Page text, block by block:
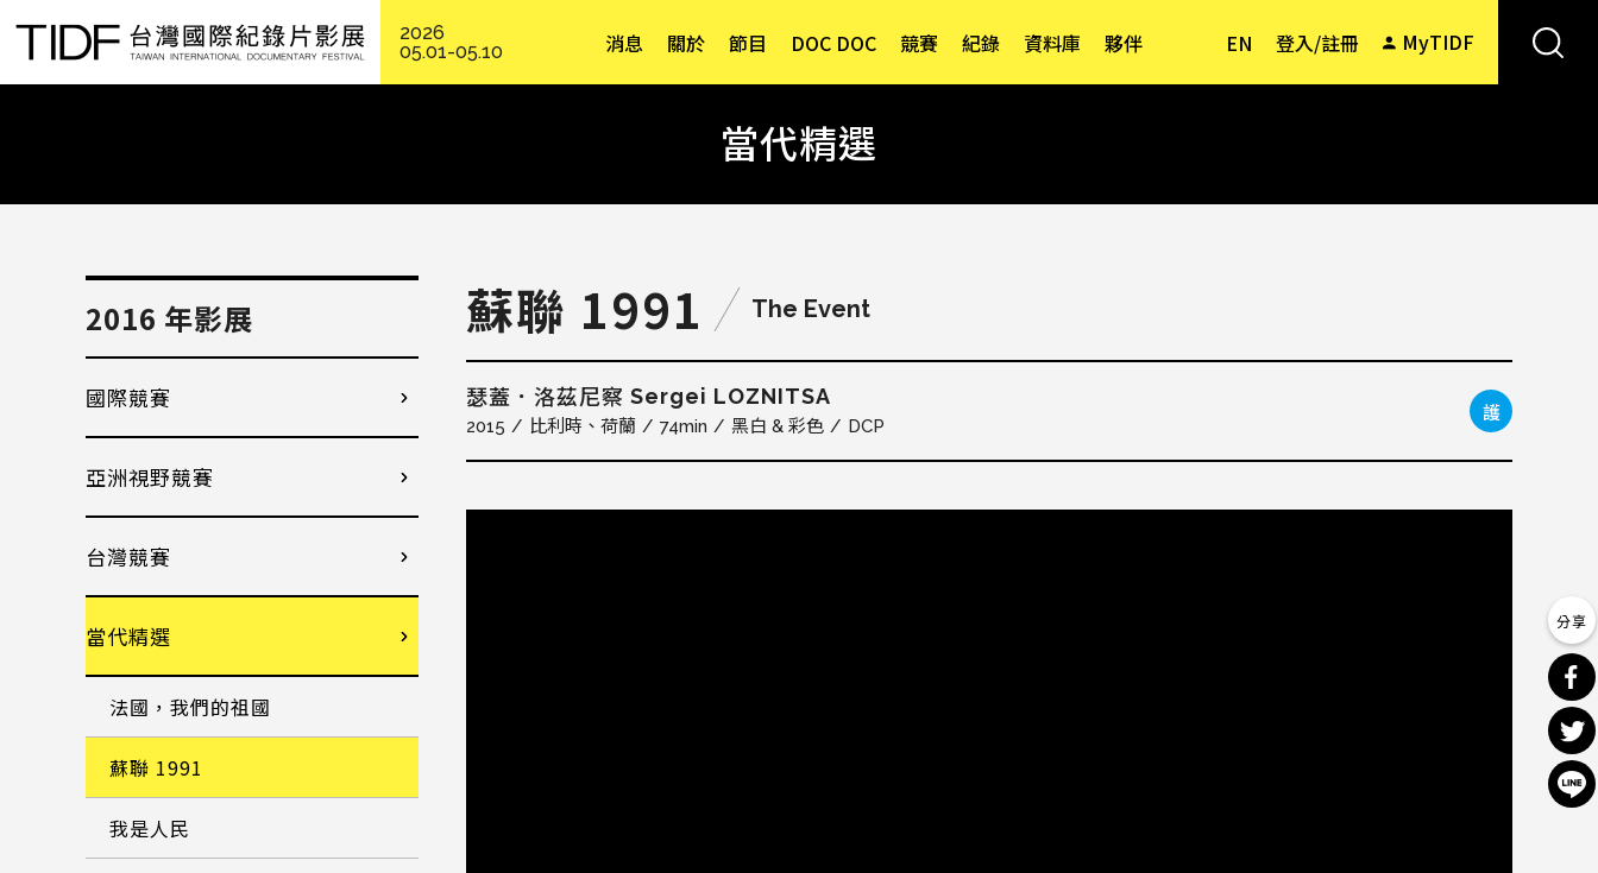
2026
05.01-05.10
EN 登入/註冊 MyTIDF
消息 關於 節目 DOC DOC 競賽 紀錄 資料庫 夥伴
當代精選
蘇聯 1991 The Event
瑟蓋．洛茲尼察 Sergei LOZNITSA
2015 比利時 荷蘭 74min 黑白 & 彩色 DCP
護
2016 年影展
國際競賽
亞洲視野競賽
台灣競賽
當代精選
法國，我們的祖國
蘇聯 1991
我是人民